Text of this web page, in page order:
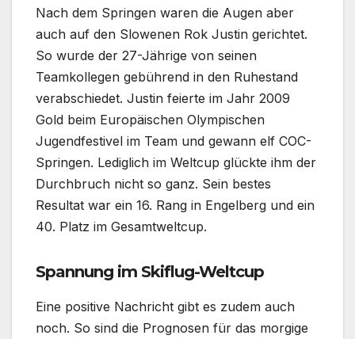
Nach dem Springen waren die Augen aber
auch auf den Slowenen Rok Justin gerichtet.
So wurde der 27-Jährige von seinen
Teamkollegen gebührend in den Ruhestand
verabschiedet. Justin feierte im Jahr 2009
Gold beim Europäischen Olympischen
Jugendfestivel im Team und gewann elf COC-
Springen. Lediglich im Weltcup glückte ihm der
Durchbruch nicht so ganz. Sein bestes
Resultat war ein 16. Rang in Engelberg und ein
40. Platz im Gesamtweltcup.
Spannung im Skiflug-Weltcup
Eine positive Nachricht gibt es zudem auch
noch. So sind die Prognosen für das morgige